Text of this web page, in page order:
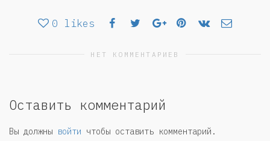
0 likes
НЕТ КОММЕНТАРИЕВ
Оставить комментарий
Вы должны войти чтобы оставить комментарий.